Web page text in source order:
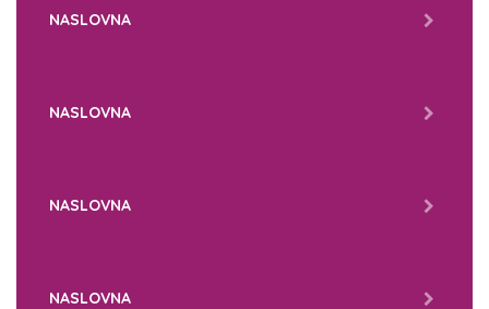
NASLOVNA
NASLOVNA
NASLOVNA
NASLOVNA